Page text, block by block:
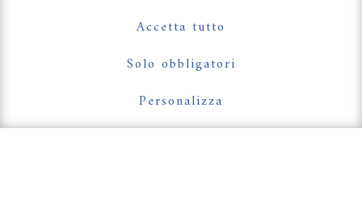
Follow Us On
Accetta tutto
Solo obbligatori
Personalizza